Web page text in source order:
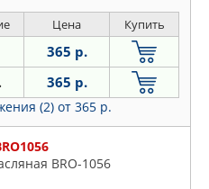
Цена Купить
365 р.
365 р.
(2) от 365 р.
BRO-1056